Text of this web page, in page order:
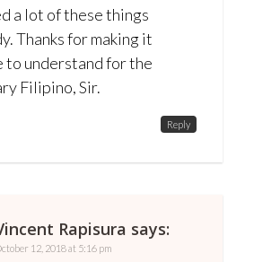
a lot of these things
Thanks for making it
to understand for the
Filipino, Sir.
Reply
Rapisura says:
12, 2018 at 5:16 pm